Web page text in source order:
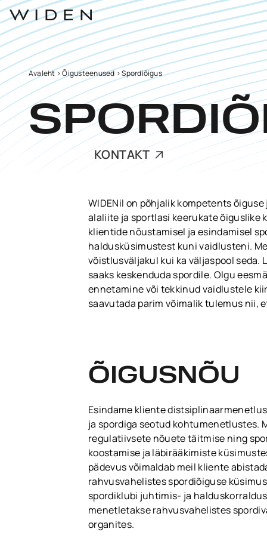
Avaleht> Õigusteenused>Spordiõigus
KONTAKT
WIDENil on põhjalik kompetents
alaliite ja sportlasi keerukate õiguslike
klientide nõustamisel ja esindamisel
haldusküsimustest kuni vaidlusteni.
võistlusväljakul kui ka väljaspool
saaks keskenduda spordile. Olgu
ennetamine või tekkinud vaidlustele
saavutada parim võimalik tulemus nii,
ÕIGUSNÕU
Esindame kliente
ja spordiga seotud kohtumenetlustes.
regulatiivsete nõuete täitmise ning
koostamise ja läbirääkimiste
pädevus võimaldab meil kliente
rahvusvahelistes spordiõiguse
spordiklubi juhtimis- ja
menetletakse rahvusvahelistes
organites.